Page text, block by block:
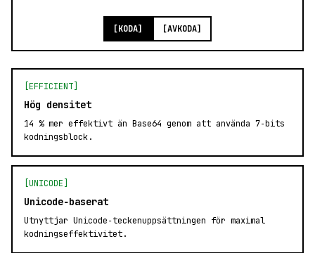
[KODA] [AVKODA]
[EFFICIENT]
Hög densitet
14 % mer effektivt än Base64 genom att använda 7‑bits
kodningsblock.
[UNICODE]
Unicode‑baserat
Utnyttjar Unicode‑teckenuppsättningen för maximal
kodningseffektivitet.